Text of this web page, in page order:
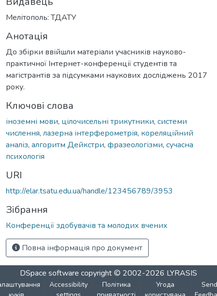
Мелітополь: ТДАТУ
Анотація
До збірки ввійшли матеріали учасників науково-
практичної Інтернет-конференції студентів та
магістрантів за підсумками наукових досліджень 2017
року.
Ключові слова
іноземні мови, цілочисельні трикутники, системи
числення, лазерна інтерферометрія, кореляційний
аналіз, алгоритм Дейкстри, фразеологізми, сучасна
психологія
URI
http://elar.tsatu.edu.ua/handle/123456789/3953
Зібрання
Конференції здобувачів та молодих вчених
Повна інформація про документ
DSpace software copyright © 2002-2026 LYRASIS
Accessibility
Політика
Угода
Send